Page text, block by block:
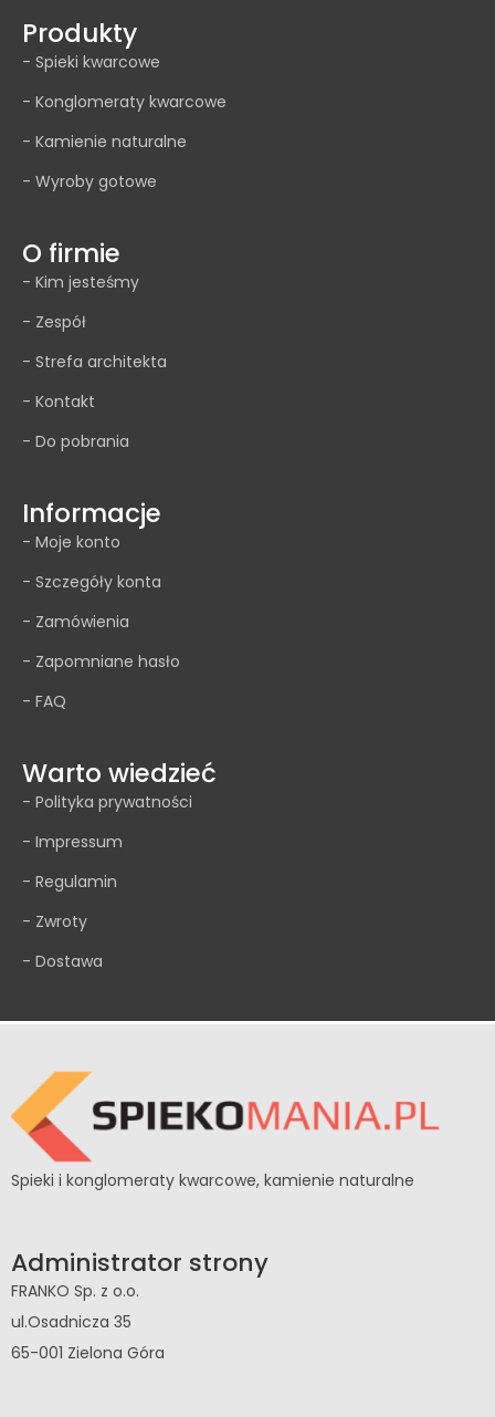
Produkty
- Spieki kwarcowe
- Konglomeraty kwarcowe
- Kamienie naturalne
- Wyroby gotowe
O firmie
- Kim jesteśmy
- Zespół
- Strefa architekta
- Kontakt
- Do pobrania
Informacje
- Moje konto
- Szczegóły konta
- Zamówienia
- Zapomniane hasło
- FAQ
Warto wiedzieć
- Polityka prywatności
- Impressum
- Regulamin
- Zwroty
- Dostawa
Spieki i konglomeraty kwarcowe, kamienie naturalne
Administrator strony
FRANKO Sp. z o.o.
ul.Osadnicza 35
65-001 Zielona Góra